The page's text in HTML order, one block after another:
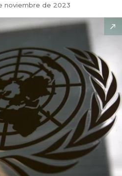
noviembre de 2023